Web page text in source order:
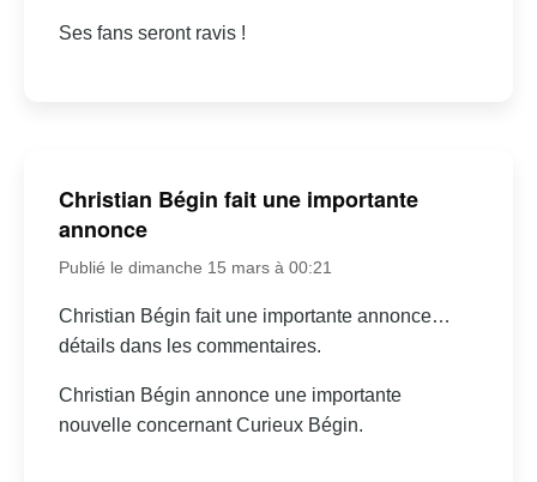
Ses fans seront ravis !
Christian Bégin fait une importante
annonce
Publié le dimanche 15 mars à 00:21
Christian Bégin fait une importante annonce…
détails dans les commentaires.
Christian Bégin annonce une importante
nouvelle concernant Curieux Bégin.